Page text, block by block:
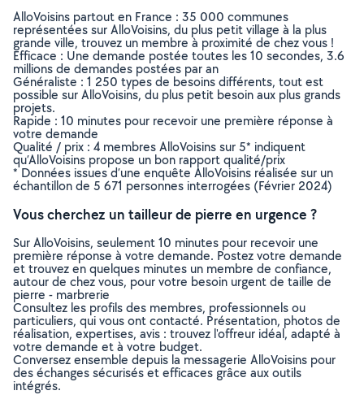
AlloVoisins partout en France : 35 000 communes
représentées sur AlloVoisins, du plus petit village à la plus
grande ville, trouvez un membre à proximité de chez vous !
Efficace : Une demande postée toutes les 10 secondes, 3.6
millions de demandes postées par an
Généraliste : 1 250 types de besoins différents, tout est
possible sur AlloVoisins, du plus petit besoin aux plus grands
projets.
Rapide : 10 minutes pour recevoir une première réponse à
votre demande
Qualité / prix : 4 membres AlloVoisins sur 5* indiquent
qu’AlloVoisins propose un bon rapport qualité/prix
* Données issues d’une enquête AlloVoisins réalisée sur un
échantillon de 5 671 personnes interrogées (Février 2024)
Vous cherchez un tailleur de pierre en urgence ?
Sur AlloVoisins, seulement 10 minutes pour recevoir une
première réponse à votre demande. Postez votre demande
et trouvez en quelques minutes un membre de confiance,
autour de chez vous, pour votre besoin urgent de taille de
pierre - marbrerie
Consultez les profils des membres, professionnels ou
particuliers, qui vous ont contacté. Présentation, photos de
réalisation, expertises, avis : trouvez l'offreur idéal, adapté à
votre demande et à votre budget.
Conversez ensemble depuis la messagerie AlloVoisins pour
des échanges sécurisés et efficaces grâce aux outils
intégrés.